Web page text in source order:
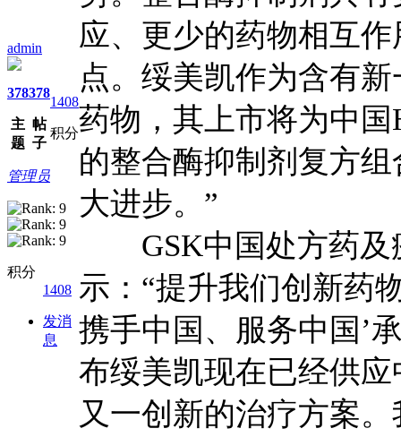
admin
378
主
题
378
帖
子
1408
积分
管理员
积分
1408
发消
息
应、更少的药物相互
点。绥美凯作为含有
药物，其上市将为中
的整合酶抑制剂复方
大进步。”
GSK中国处方药及
示：“提升我们创新药
携手中国、服务中国’
布绥美凯现在已经供
又一创新的治疗方案